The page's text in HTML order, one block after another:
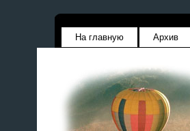
На главную Архив